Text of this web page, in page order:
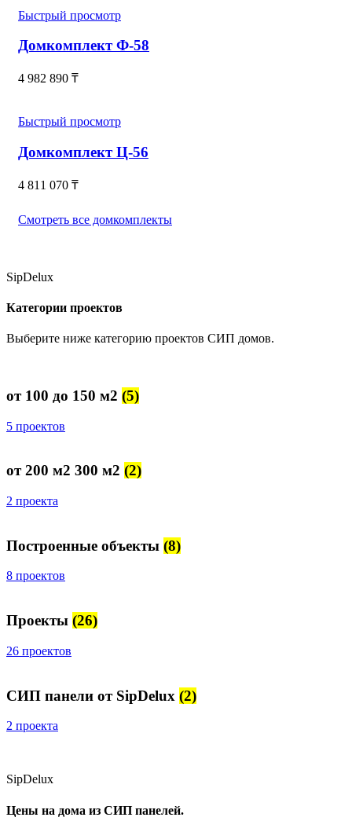
Быстрый просмотр
Домкомплект Ф-58
4 982 890 ₸
Быстрый просмотр
Домкомплект Ц-56
4 811 070 ₸
Смотреть все домкомплекты
SipDelux
Категории проектов
Выберите ниже категорию проектов СИП домов.
от 100 до 150 м2 (5)
5 проектов
от 200 м2 300 м2 (2)
2 проекта
Построенные объекты (8)
8 проектов
Проекты (26)
26 проектов
СИП панели от SipDelux (2)
2 проекта
SipDelux
Цены на дома из СИП панелей.